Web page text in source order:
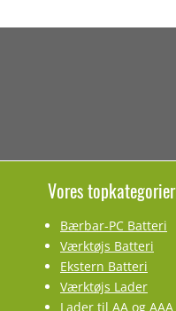
Vores
Bærbar-PC Batteri
Værktøjs Batteri
Ekstern Batteri
Værktøjs Lader
Lader til AA og